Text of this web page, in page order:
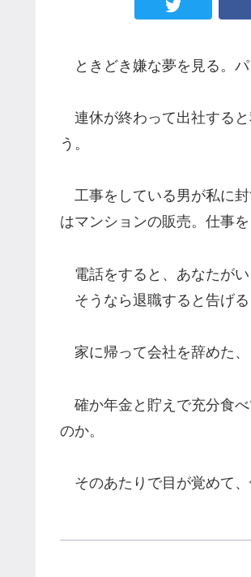
ときどき嫌な夢を見る。パ
連休が終わって出社する
う。
工事をしている男が私に
はマンションの販売。仕事
電話をすると、あなたがい
そうなら退職すると告げる
家に帰って会社を辞めた、
確か年金と貯えで充分食
のか。
そのあたりで目が覚めて、